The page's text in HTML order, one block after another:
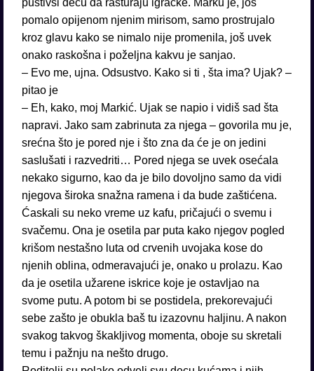
pustivši decu da rasturaju igračke. Marku je, još
pomalo opijenom njenim mirisom, samo prostrujalo
kroz glavu kako se nimalo nije promenila, još uvek
onako raskošna i poželjna kakvu je sanjao.
– Evo me, ujna. Odsustvo. Kako si ti , šta ima? Ujak? –
pitao je
– Eh, kako, moj Markić. Ujak se napio i vidiš sad šta
napravi. Jako sam zabrinuta za njega – govorila mu je,
srećna što je pored nje i što zna da će je on jedini
saslušati i razvedriti… Pored njega se uvek osećala
nekako sigurno, kao da je bilo dovoljno samo da vidi
njegova široka snažna ramena i da bude zaštićena.
Ćaskali su neko vreme uz kafu, pričajući o svemu i
svačemu. Ona je osetila par puta kako njegov pogled
krišom nestašno luta od crvenih uvojaka kose do
njenih oblina, odmeravajući je, onako u prolazu. Kao
da je osetila užarene iskrice koje je ostavljao na
svome putu. A potom bi se postidela, prekorevajući
sebe zašto je obukla baš tu izazovnu haljinu. A nakon
svakog takvog škakljivog momenta, oboje su skretali
temu i pažnju na nešto drugo.